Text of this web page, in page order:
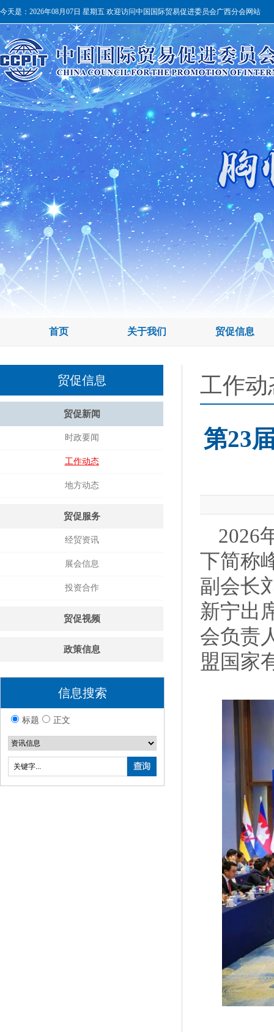
今天是： 2026年08月07日 星期五 欢迎访问中国国际贸易促进委员会广西分会网站
首页 关于我们 贸促信息
贸促信息
贸促新闻
时政要闻
工作动态
地方动态
贸促服务
经贸资讯
展会信息
投资合作
贸促视频
政策信息
信息搜索
标题 正文
工作动
第23
2026
下简称
副会长
新宁出
会负责
盟国家